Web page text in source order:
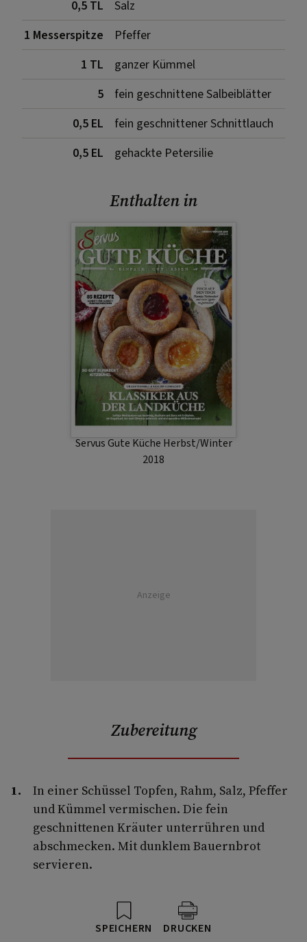
0,5 TL
Salz
1 Messerspitze
Pfeffer
1 TL
ganzer Kümmel
5
fein geschnittene Salbeiblätter
0,5 EL
fein geschnittener Schnittlauch
0,5 EL
gehackte Petersilie
Enthalten in
Servus Gute Küche Herbst/Winter
2018
Anzeige
Zubereitung
In einer Schüssel Topfen, Rahm, Salz, Pfeffer
und Kümmel vermischen. Die fein
geschnittenen Kräuter unterrühren und
abschmecken. Mit dunklem Bauernbrot
servieren.
SPEICHERN DRUCKEN